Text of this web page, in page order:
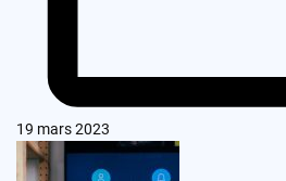
19 mars 2023